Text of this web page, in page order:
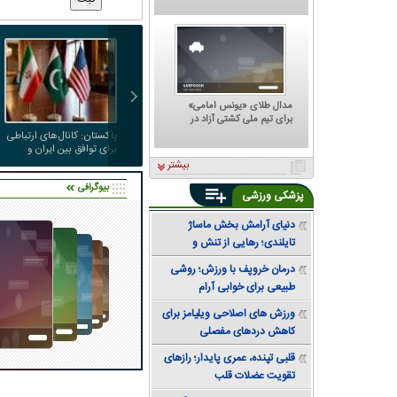
پاکستان: کانال‌های ارتباطی
برای توافق بین ایران و
آمریکا داریم
بیوگرافی
پشت مهدی تاج به کجا گرم
است؟
مدال طلای «یونس امامی»
برای تیم ملی کشتی آزاد در
بیشتر
پزشکی ورزشی
دنیای آرامش بخش ماساژ
تایلندی؛ رهایی از تنش و
دستیابی به تعادل
درمان خروپف با ورزش؛ روشی
طبیعی برای خوابی آرام
ورزش های اصلاحی ویلیامز برای
کاهش دردهای مفصلی
قلبی تپنده، عمری پایدار؛ رازهای
تقویت عضلات قلب